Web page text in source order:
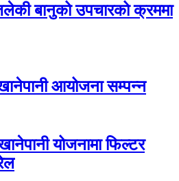
बानुको उपचारको क्रममा
आयोजना सम्पन्न
योजनामा फिल्टर